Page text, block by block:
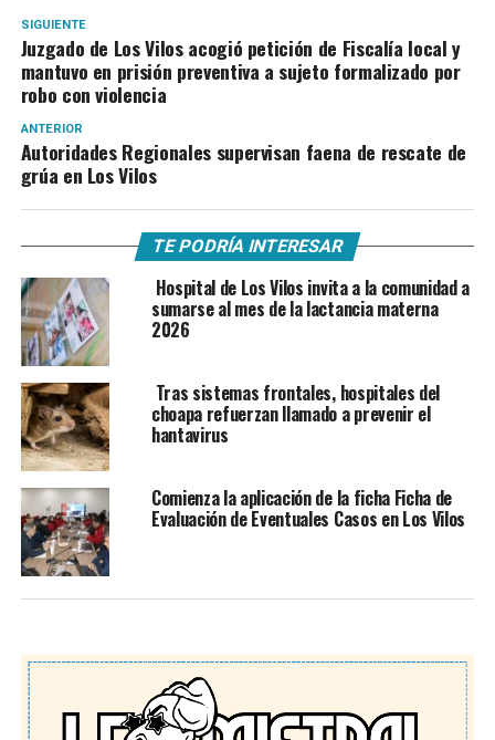
SIGUIENTE
Juzgado de Los Vilos acogió petición de Fiscalía local y
mantuvo en prisión preventiva a sujeto formalizado por
robo con violencia
ANTERIOR
Autoridades Regionales supervisan faena de rescate de
grúa en Los Vilos
TE PODRÍA INTERESAR
Hospital de Los Vilos invita a la comunidad a
sumarse al mes de la lactancia materna
2026
Tras sistemas frontales, hospitales del
choapa refuerzan llamado a prevenir el
hantavirus
Comienza la aplicación de la ficha Ficha de
Evaluación de Eventuales Casos en Los Vilos